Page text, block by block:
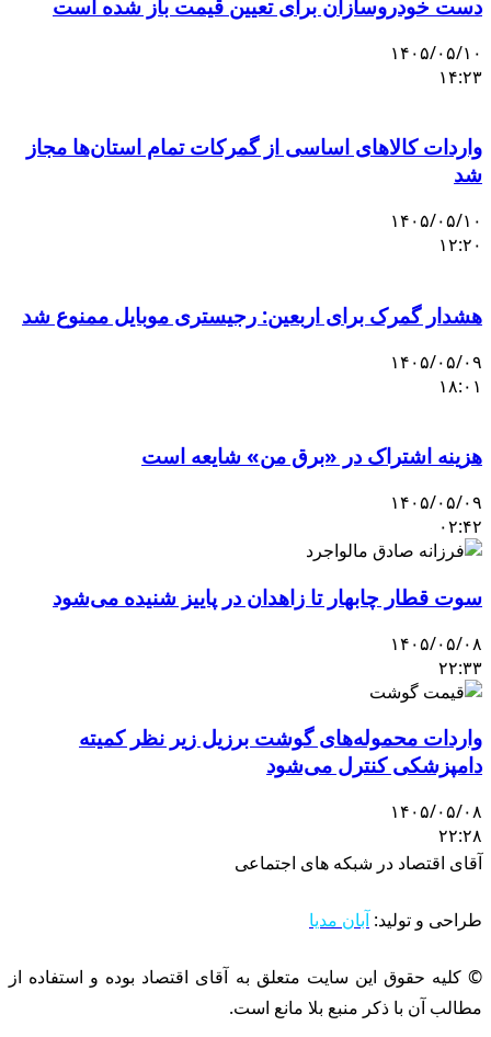
دست خودروسازان برای تعیین قیمت باز شده است
۱۴۰۵/۰۵/۱۰
۱۴:۲۳
واردات کالاهای اساسی از گمرکات تمام استان‌ها مجاز
شد
۱۴۰۵/۰۵/۱۰
۱۲:۲۰
هشدار گمرک برای اربعین: رجیستری موبایل ممنوع شد
۱۴۰۵/۰۵/۰۹
۱۸:۰۱
هزینه اشتراک در «برق من» شایعه است
۱۴۰۵/۰۵/۰۹
۰۲:۴۲
سوت قطار چابهار تا زاهدان در پاییز شنیده می‌شود
۱۴۰۵/۰۵/۰۸
۲۲:۳۳
واردات محموله‌های گوشت برزیل زیر نظر کمیته
دامپزشکی کنترل می‌شود
۱۴۰۵/۰۵/۰۸
۲۲:۲۸
آقای اقتصاد در شبکه های اجتماعی
طراحی و تولید: آبان مدیا
© کلیه حقوق این سایت متعلق به آقای اقتصاد بوده و استفاده از
مطالب آن با ذکر منبع بلا مانع است.